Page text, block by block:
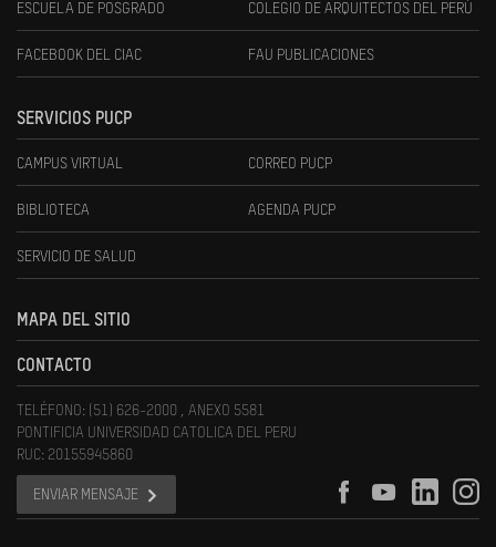
ESCUELA DE POSGRADO COLEGIO DE ARQUITECTOS DEL PERÚ
FACEBOOK DEL CIAC FAU PUBLICACIONES
SERVICIOS PUCP
CAMPUS VIRTUAL CORREO PUCP
BIBLIOTECA AGENDA PUCP
SERVICIO DE SALUD
MAPA DEL SITIO
CONTACTO
TELÉFONO: (51) 626-2000 , ANEXO 5581
PONTIFICIA UNIVERSIDAD CATOLICA DEL PERU
RUC: 20155945860
ENVIAR MENSAJE